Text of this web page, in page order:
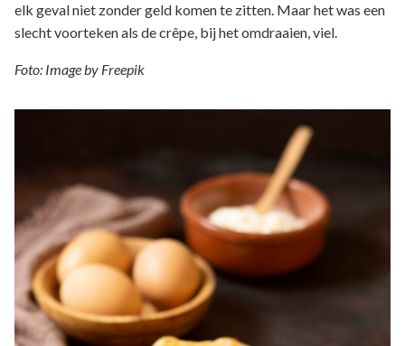
elk geval niet zonder geld komen te zitten. Maar het was een
slecht voorteken als de crêpe, bij het omdraaien, viel.
Foto: Image by Freepik